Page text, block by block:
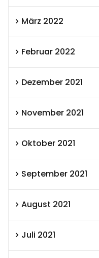
März 2022
Februar 2022
Dezember 2021
November 2021
Oktober 2021
September 2021
August 2021
Juli 2021